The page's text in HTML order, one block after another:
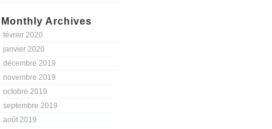
Monthly Archives
février 2020
janvier 2020
décembre 2019
novembre 2019
octobre 2019
septembre 2019
août 2019